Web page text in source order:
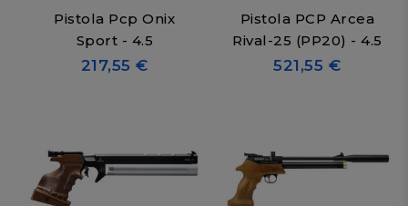
Pistola Pcp Onix
Sport - 4.5
217,55 €
Pistola PCP Arcea
Rival-25 (PP20) - 4.5
521,55 €